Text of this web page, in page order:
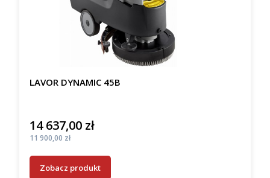
LAVOR DYNAMIC 45B
Cena
14 637,00 zł
Cena
11 900,00 zł
Zobacz produkt